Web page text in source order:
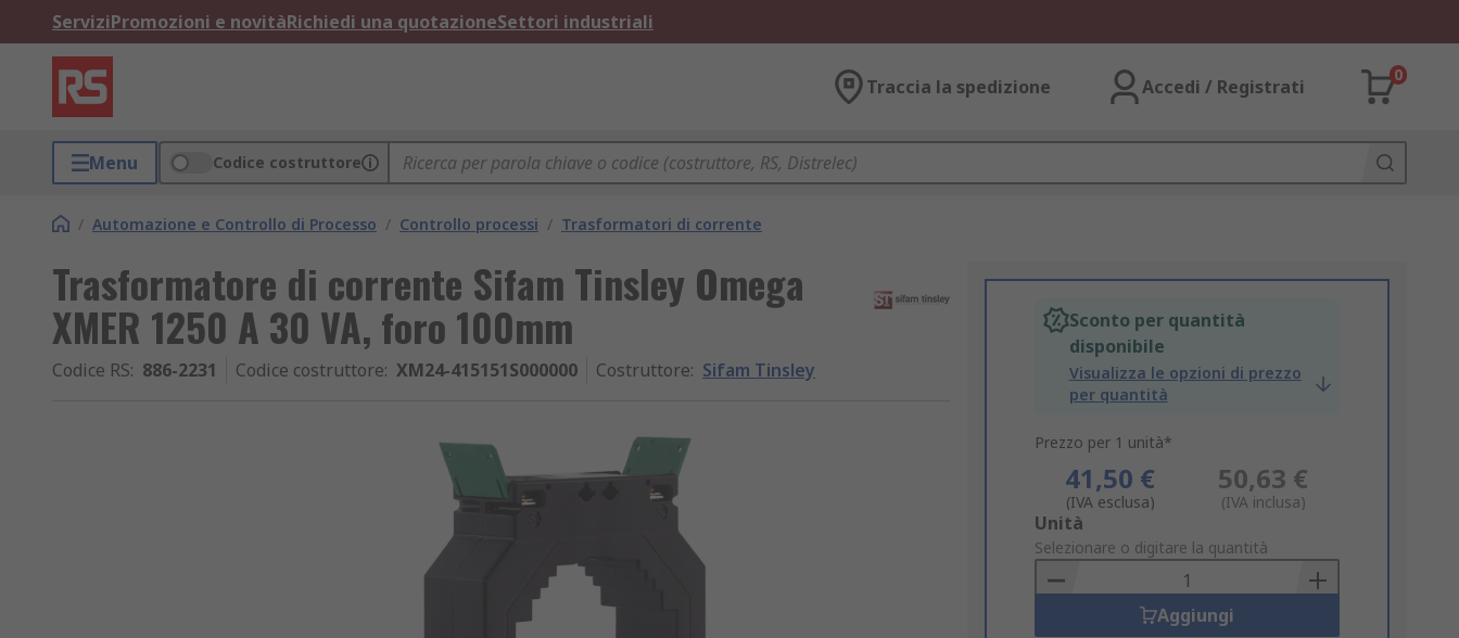
ServiziPromozioni e novitàRichiedi una quotazioneSettori industriali
Traccia la spedizione Accedi / Registrati
0
Menu Codice costruttore
/ Automazione e Controllo di Processo / Controllo processi / Trasformatori di corrente
Trasformatore di corrente Sifam Tinsley Omega
XMER 1250 A 30 VA, foro 100mm
Codice RS: 886-2231 Codice costruttore: XM24-415151S000000 Costruttore: Sifam Tinsley
Sconto per quantità
disponibile
Visualizza le opzioni di prezzo
per quantità
Prezzo per 1 unità*
41,50 €
(IVA esclusa)
50,63 €
(IVA inclusa)
Add
to
Basket
Unità
Selezionare o digitare la quantità
Aggiungi